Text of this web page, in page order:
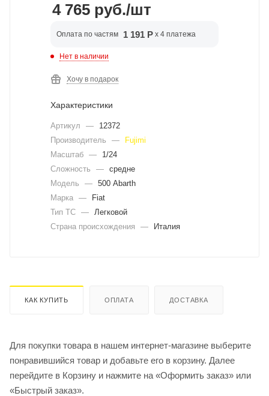
4 765 руб./шт
Оплата по частям 1 191 Р x 4 платежа
Нет в наличии
Хочу в подарок
Характеристики
Артикул —
12372
Производитель
—
Fujimi
Масштаб —
1/24
Сложность
— средне
Модель
— 500 Abarth
Марка —
Fiat
Тип ТС —
Легковой
Страна происхождения
— Италия
КАК КУПИТЬ ОПЛАТА ДОСТАВКА
Для покупки товара в нашем интернет-магазине выберите
понравившийся товар и добавьте его в корзину. Далее
перейдите в Корзину и нажмите на «Оформить заказ» или
«Быстрый заказ».